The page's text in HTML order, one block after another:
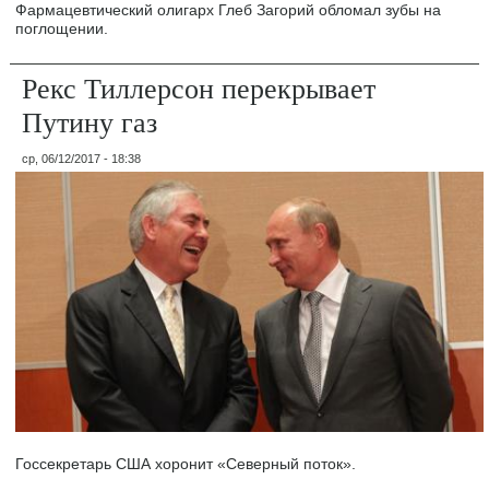
Фармацевтический олигарх Глеб Загорий обломал зубы на
поглощении.
Рекс Тиллерсон перекрывает
Путину газ
ср, 06/12/2017 - 18:38
Госсекретарь США хоронит «Северный поток».